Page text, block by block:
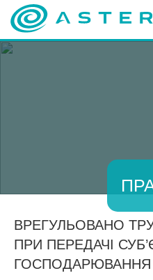
ВРЕГУЛЬОВАНО
ПРИ ПЕРЕДАЧІ
ГОСПОДАРЮВАННЯ